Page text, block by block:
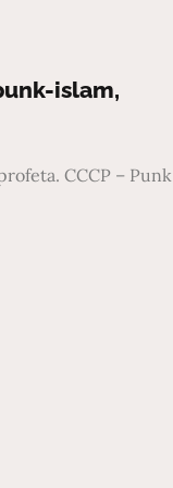
islam,
CCCP – Punk